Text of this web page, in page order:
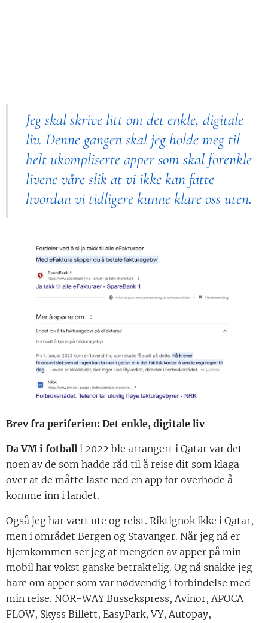
Jeg skal skrive litt om det enkle, digitale
liv. Denne gangen skal jeg holde meg til
helt ukompliserte apper som skal forenkle
livene våre slik at vi ikke kan fatte
hvordan vi tidligere kunne klare oss uten.
Brev fra periferien: Det enkle, digitale liv
Da VM i fotball i 2022 ble arrangert i Qatar var det
noen av de som hadde råd til å reise dit som klaga
over at de måtte laste ned en app for overhode å
komme inn i landet.
Også jeg har vært ute og reist. Riktignok ikke i Qatar,
men i området Bergen og Stavanger. Når jeg nå er
hjemkommen ser jeg at mengden av apper på min
mobil har vokst ganske betraktelig. Og nå snakke jeg
bare om apper som var nødvendig i forbindelse med
min reise. NOR-WAY Bussekspress, Avinor, APOCA
FLOW, Skyss Billett, EasyPark, VY, Autopay,